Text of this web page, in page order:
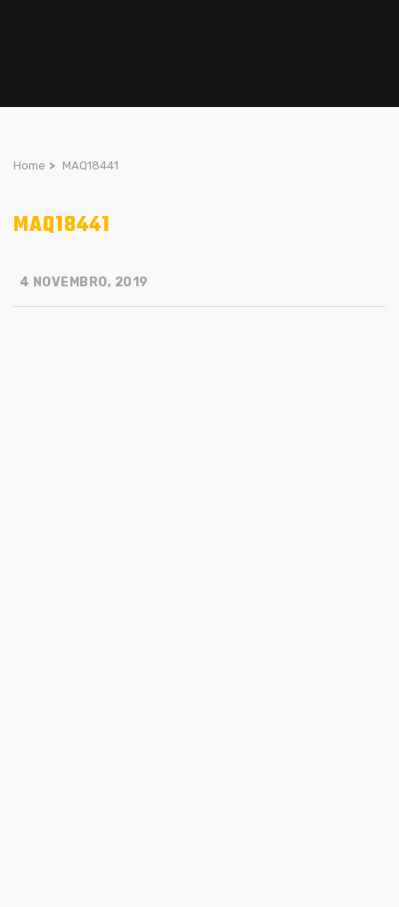
Home > MAQ18441
MAQ18441
4 NOVEMBRO, 2019